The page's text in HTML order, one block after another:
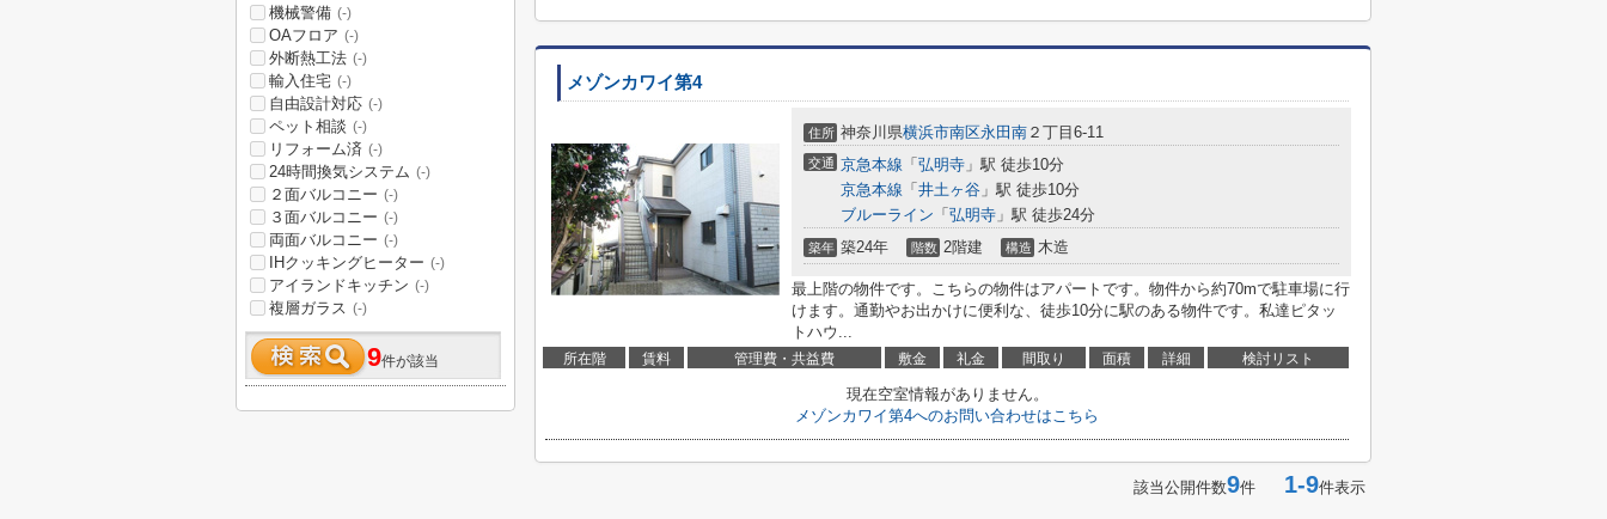
メゾンカワイ第4
住所 神奈川県横浜市南区永田南 ２丁目6-11
交通 京急本線 「 弘明寺 」駅 徒歩10分
京急本線 「 井土ヶ谷 」駅 徒歩10分
ブルーライン 「 弘明寺 」駅 徒歩24分
築年 築24年 階数 2階建 構造 木造
最上階の物件です。こちらの物件はアパートです。物件から約70mで駐車場に行
けます。通勤やお出かけに便利な、徒歩10分に駅のある物件です。私達ピタッ
トハウ...
所在階 賃料 管理費・共益費 敷金 礼金 間取り 面積 詳細 検討リスト
現在空室情報がありません。
メゾンカワイ第4へのお問い合わせはこちら
該当公開件数9件 1-9件表示
機械警備 (-)
OAフロア (-)
外断熱工法 (-)
輸入住宅 (-)
自由設計対応 (-)
ペット相談 (-)
リフォーム済 (-)
24時間換気システム (-)
２面バルコニー (-)
３面バルコニー (-)
両面バルコニー (-)
IHクッキングヒーター (-)
アイランドキッチン (-)
複層ガラス (-)
9件が該当